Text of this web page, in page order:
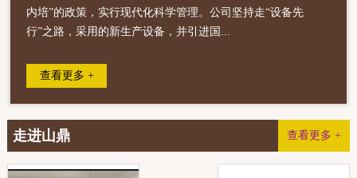
内培”的政策，实行现代化科学管理。公司坚持走“设备先
行”之路，采用的新生产设备，并引进国...
查看更多 +
查看更多 +
走进山鼎